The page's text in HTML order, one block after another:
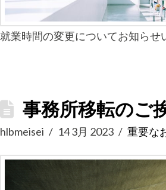
就業時間の変更についてお知らせ
事務所移転のご
hlbmeisei 14 3月 2023 重要な